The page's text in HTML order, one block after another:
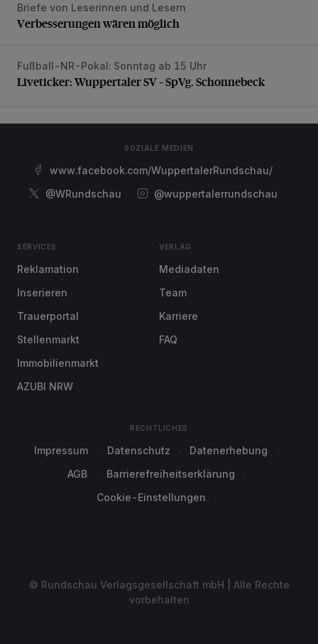
Verbesserungen wären möglich
Briefe von Leserinnen und Lesern
Verbesserungen wären möglich
Liveticker: Wuppertaler SV – SpVg. Schonnebeck
Fußball-NR-Pokal: Sonntag ab 15 Uhr
Liveticker: Wuppertaler SV – SpVg. Schonnebeck
SOZIALE MEDIEN
www.facebook.com/WuppertalerRundschau/
@WRundschau
@wuppertalerrundschau
SERVICES
Reklamation
Inserieren
Trauerportal
Stellenmarkt
Immobilienmarkt
AZUBI NRW
VERLAG
Mediadaten
Team
Karriere
FAQ
RECHTLICHES
Impressum Datenschutz
Datenerhebung
AGB
Barrierefreiheitserklärung
Cookie-Einstellungen
© Rundschau Verlagsgesellschaft mbH | Alle Rechte
vorbehalten